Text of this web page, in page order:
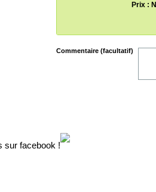
Prix :
Commentaire (facultatif)
sur facebook !